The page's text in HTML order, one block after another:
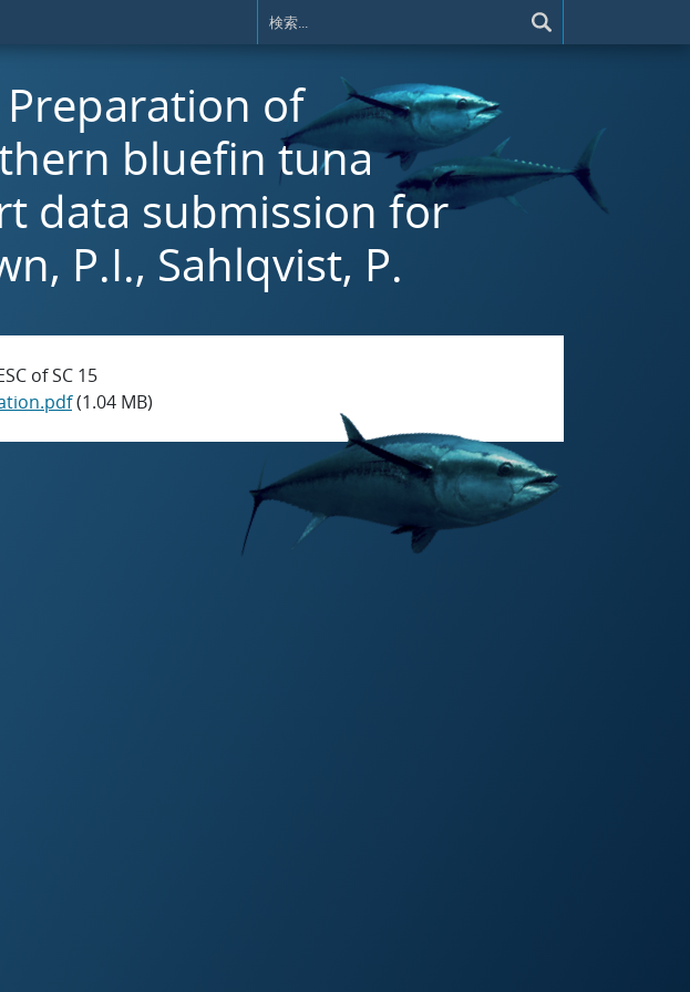
of
bluefin tuna
data submission for
P.I., Sahlqvist, P.
of SC 15
(1.04 MB)